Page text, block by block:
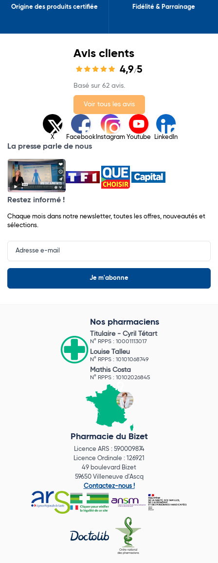
Origine des produits certifiée Fidélité & Parrainage
Avis clients
4,9/5
Basé sur 62 avis.
Voir tous les avis
X Facebook Instagram Youtube LinkedIn
La presse parle de nous
Restez informé !
Chaque mois dans notre newsletter, toutes les offres, nouveautés et
sélections.
Input
Newsletter
Nos pharmaciens
Titulaire - Cyril Tétart
N° RPPS : 10001113017
Louise Talleu
N° RPPS : 10101068749
Mathis Costa
N° RPPS : 10102026845
Pharmacie du Bizet
Licence ARS : 590009874
Licence Ordinale : 126921
49 boulevard Bizet
59650 Villeneuve d'Ascq
Contactez-nous !